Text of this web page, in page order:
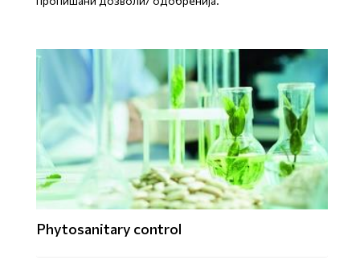
Phytosanitary control